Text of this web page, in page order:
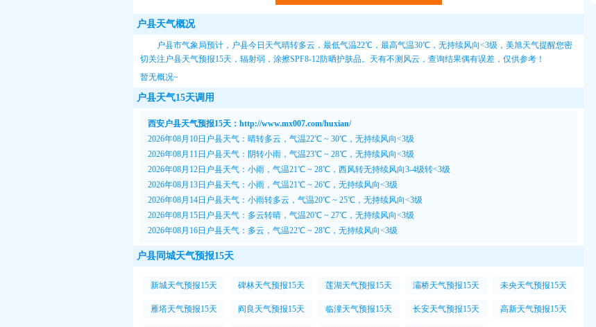
户县天气概况
户县市气象局预计，户县今日天气晴转多云，最低气温22℃，最高气温30℃，无持续风向<3级， 美旭天气提醒您密
切关注 户县天气预报15天 ，辐射弱，涂擦SPF8-12防晒护肤品。天有不测风云，查询结果偶有误差，仅供参考！
暂无概况~
户县天气15天调用
西安户县天气预报15天：http://www.mx007.com/huxian/
2026年08月10日户县天气：晴转多云，气温22℃ ~ 30℃，无持续风向<3级
2026年08月11日户县天气：阴转小雨，气温23℃ ~ 28℃，无持续风向<3级
2026年08月12日户县天气：小雨，气温21℃ ~ 28℃，西风转无持续风向3-4级转<3级
2026年08月13日户县天气：小雨，气温21℃ ~ 26℃，无持续风向<3级
2026年08月14日户县天气：小雨转多云，气温20℃ ~ 25℃，无持续风向<3级
2026年08月15日户县天气：多云转晴，气温20℃ ~ 27℃，无持续风向<3级
2026年08月16日户县天气：多云，气温22℃ ~ 28℃，无持续风向<3级
户县同城天气预报15天
新城天气预报15天 碑林天气预报15天 莲湖天气预报15天 灞桥天气预报15天 未央天气预报15天
雁塔天气预报15天 阎良天气预报15天 临潼天气预报15天 长安天气预报15天 高新天气预报15天